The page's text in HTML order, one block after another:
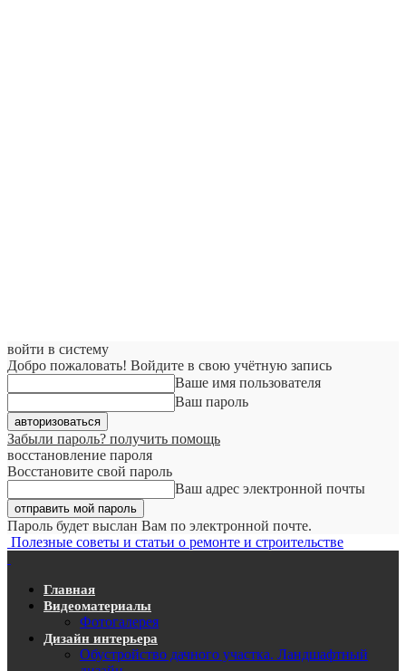
войти в систему
Добро пожаловать! Войдите в свою учётную запись
Ваше имя пользователя
Ваш пароль
Забыли пароль? получить помощь
восстановление пароля
Восстановите свой пароль
Ваш адрес электронной почты
Пароль будет выслан Вам по электронной почте.
Полезные советы и статьи о ремонте и строительстве
Главная
Видеоматериалы
Фотогалерея
Дизайн интерьера
Обустройство дачного участка. Ландшафтный